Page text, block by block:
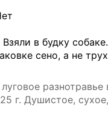
Взяли в будку
сено, а не
разнотравье
г. Душистое,
и подстилка для